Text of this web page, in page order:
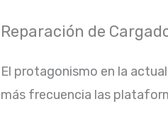
Reparación de
El protagonismo en la
más frecuencia las